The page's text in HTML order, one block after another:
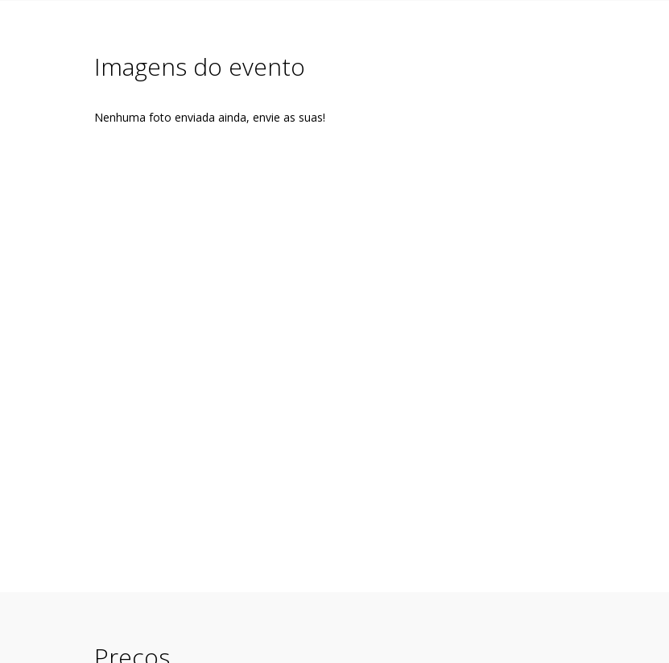
Imagens do evento
Nenhuma foto enviada ainda, envie as suas!